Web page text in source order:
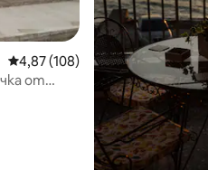
Средна оценка: 4,87 от 5, 108
4,87 (108)
от